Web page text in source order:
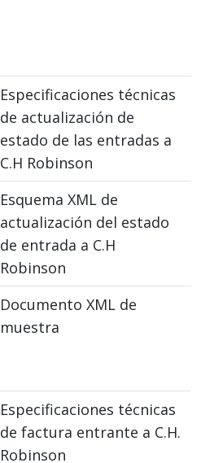
Especificaciones técnicas
de actualización de
estado de las entradas a
C.H Robinson
Esquema XML de
actualización del estado
de entrada a C.H
Robinson
Documento XML de
muestra
Especificaciones técnicas
de factura entrante a C.H.
Robinson